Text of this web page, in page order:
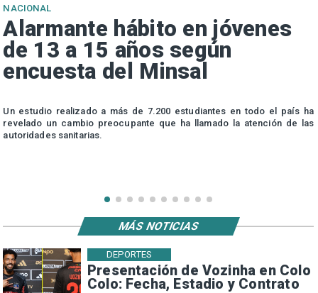
NACIONAL
Alarmante hábito en jóvenes
de 13 a 15 años según
encuesta del Minsal
Un estudio realizado a más de 7.200 estudiantes en todo el país ha
revelado un cambio preocupante que ha llamado la atención de las
autoridades sanitarias.
Presentación de Vozinha en Colo
Colo: Fecha, Estadio y Contrato
DEPORTES
MÁS NOTICIAS